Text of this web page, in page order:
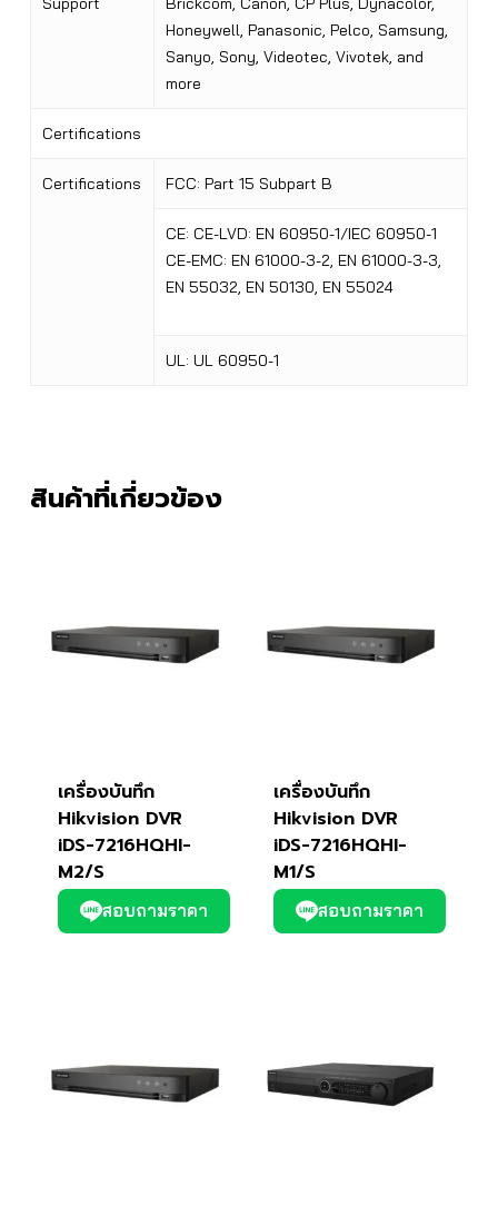
Honeywell, Panasonic, Pelco, Samsung,
Sanyo, Sony, Videotec, Vivotek, and
more
Certifications
Certifications FCC: Part 15 Subpart B
CE: CE-LVD: EN 60950-1/IEC 60950-1
CE-EMC: EN 61000-3-2, EN 61000-3-3,
EN 55032, EN 50130, EN 55024
UL: UL 60950-1
สินค้าที่เกี่ยวข้อง
เครื่องบันทึก
Hikvision DVR
iDS-7216HQHI-
M2/S
สอบถามราคา
เครื่องบันทึก
Hikvision DVR
iDS-7216HQHI-
M1/S
สอบถามราคา